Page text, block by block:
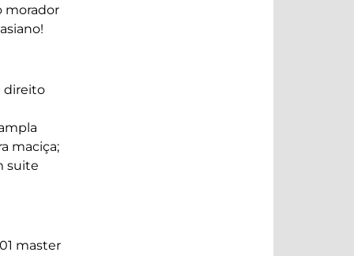
morador
direito
maciça;
suite
master